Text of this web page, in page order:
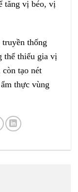
tăng vị béo, vị
thống
thể thiếu gia vị
tạo nét
thực vùng